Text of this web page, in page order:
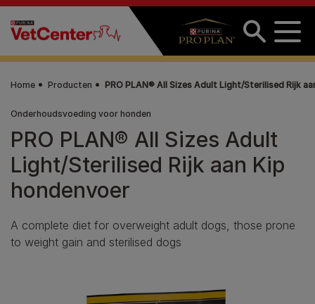
Overslaan en naar de inhoud gaan
Home Producten PRO PLAN® All Sizes Adult Light/Sterilised Rijk
Onderhoudsvoeding voor honden
PRO PLAN® All Sizes Adult
Light/Sterilised Rijk aan Kip
hondenvoer
A complete diet for overweight adult dogs, those prone
to weight gain and sterilised dogs